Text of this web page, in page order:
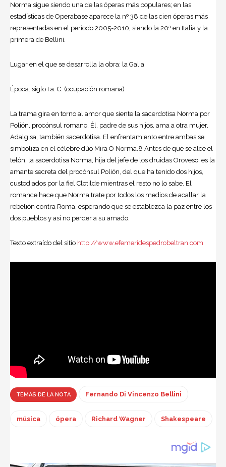
Norma sigue siendo una de las óperas más populares; en las
estadísticas de Operabase aparece la nº 38 de las cien óperas más
representadas en el período 2005-2010, siendo la 20ª en Italia y la
primera de Bellini.
Lugar en el que se desarrolla la obra: la Galia
Época: siglo I a. C. (ocupación romana)
La trama gira en torno al amor que siente la sacerdotisa Norma por
Polión, procónsul romano. Él, padre de sus hijos, ama a otra mujer,
Adalgisa, también sacerdotisa. El enfrentamiento entre ambas se
simboliza en el célebre dúo Mira O Norma.8 Antes de que se alce el
telón, la sacerdotisa Norma, hija del jefe de los druidas Oroveso, es la
amante secreta del procónsul Polión, del que ha tenido dos hijos,
custodiados por la fiel Clotilde mientras el resto no lo sabe. El
romance hace que Norma trate por todos los medios de acallar la
rebelión contra Roma, esperando que se establezca la paz entre los
dos pueblos y así no perder a su amado.
Texto extraído del sitio http://www.efemeridespedrobeltran.com
TEMAS DE LA NOTA Fernando Di Vincenzo Bellini
música ópera Richard Wagner Shakespeare